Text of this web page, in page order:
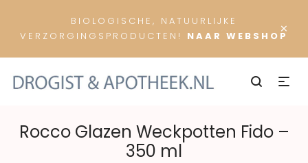
×
BIOLOGISCHE, NATUURLIJKE
VERZORGINGSPRODUCTEN! NAAR WEBSHOP
Rocco Glazen Weckpotten Fido –
350 ml